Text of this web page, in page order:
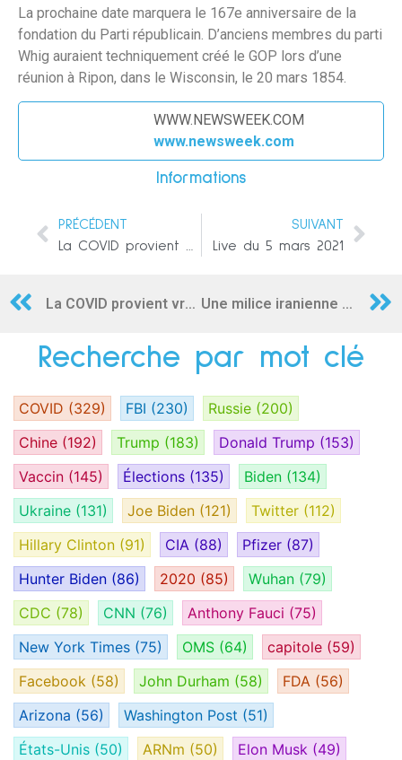
La prochaine date marquera le 167e anniversaire de la
fondation du Parti républicain. D’anciens membres du parti
Whig auraient techniquement créé le GOP lors d’une
réunion à Ripon, dans le Wisconsin, le 20 mars 1854.
WWW.NEWSWEEK.COM
www.newsweek.com
Informations
PRÉCÉDENT
La COVID provient vraisemblablement d’une fuite du laboratoire de Wuhan, selon une étude universitaire allemande
SUIVANT
Live du 5 mars 2021
La COVID provient vraisemblablement d’une fuite du laboratoire de Wuhan, selon une étude universitaire allemande Une milice iranienne prétend avoir des cellules actives à Washington
Recherche par mot clé
COVID (329) FBI (230) Russie (200)
Chine (192) Trump (183) Donald Trump (153)
Vaccin (145) Élections (135) Biden (134)
Ukraine (131) Joe Biden (121) Twitter (112)
Hillary Clinton (91) CIA (88) Pfizer (87)
Hunter Biden (86) 2020 (85) Wuhan (79)
CDC (78) CNN (76) Anthony Fauci (75)
New York Times (75) OMS (64) capitole (59)
Facebook (58) John Durham (58) FDA (56)
Arizona (56) Washington Post (51)
États-Unis (50) ARNm (50) Elon Musk (49)